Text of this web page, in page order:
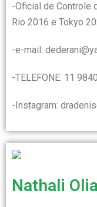
-Oficial de Controle
Rio 2016 e Tokyo
-e-mail:
-TELEFONE: 11
-Instagram:
Nathali